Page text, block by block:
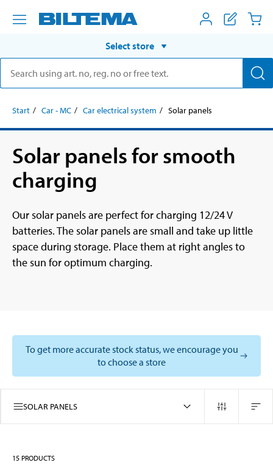
Select store
Start Car - MC Car electrical system Solar panels
Solar panels for smooth
charging
Our solar panels are perfect for charging 12/24 V
batteries. The solar panels are small and take up little
space during storage. Place them at right angles to
the sun for optimum charging.
To get more accurate stock status, we encourage you
to choose a store
SOLAR PANELS
15 PRODUCTS